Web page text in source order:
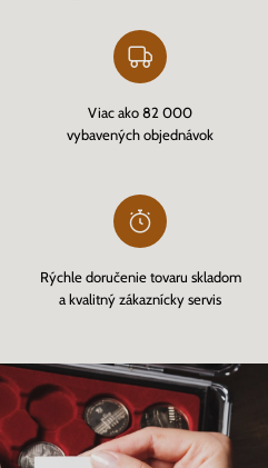
Viac ako 82 000
vybavených objednávok
Rýchle doručenie tovaru skladom
a kvalitný zákaznícky servis